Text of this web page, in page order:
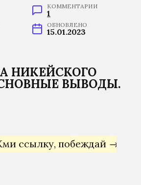
КОММЕНТАРИИ
1
ОБНОВЛЕНО
15.01.2023
НИКЕЙСКОГО
ВЫВОДЫ.
ссылку, побеждай →